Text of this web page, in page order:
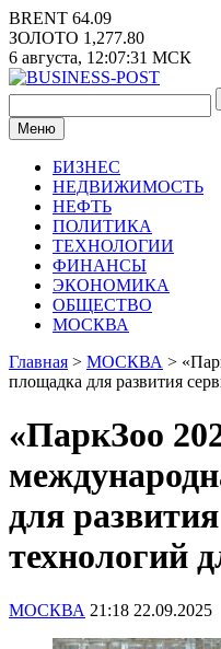
Перейти
к
содержимому
BRENT 64.09
ЗОЛОТО 1,277.80
6 августа, 12:07:31 МСК
Меню
БИЗНЕС
НЕДВИЖИМОСТЬ
НЕФТЬ
ПОЛИТИКА
ТЕХНОЛОГИИ
ФИНАНСЫ
ЭКОНОМИКА
ОБЩЕСТВО
МОСКВА
Главная > МОСКВА >
площадка для развития
«ПаркЗоо
для
технологий
МОСКВА 21:18 22.09.2025